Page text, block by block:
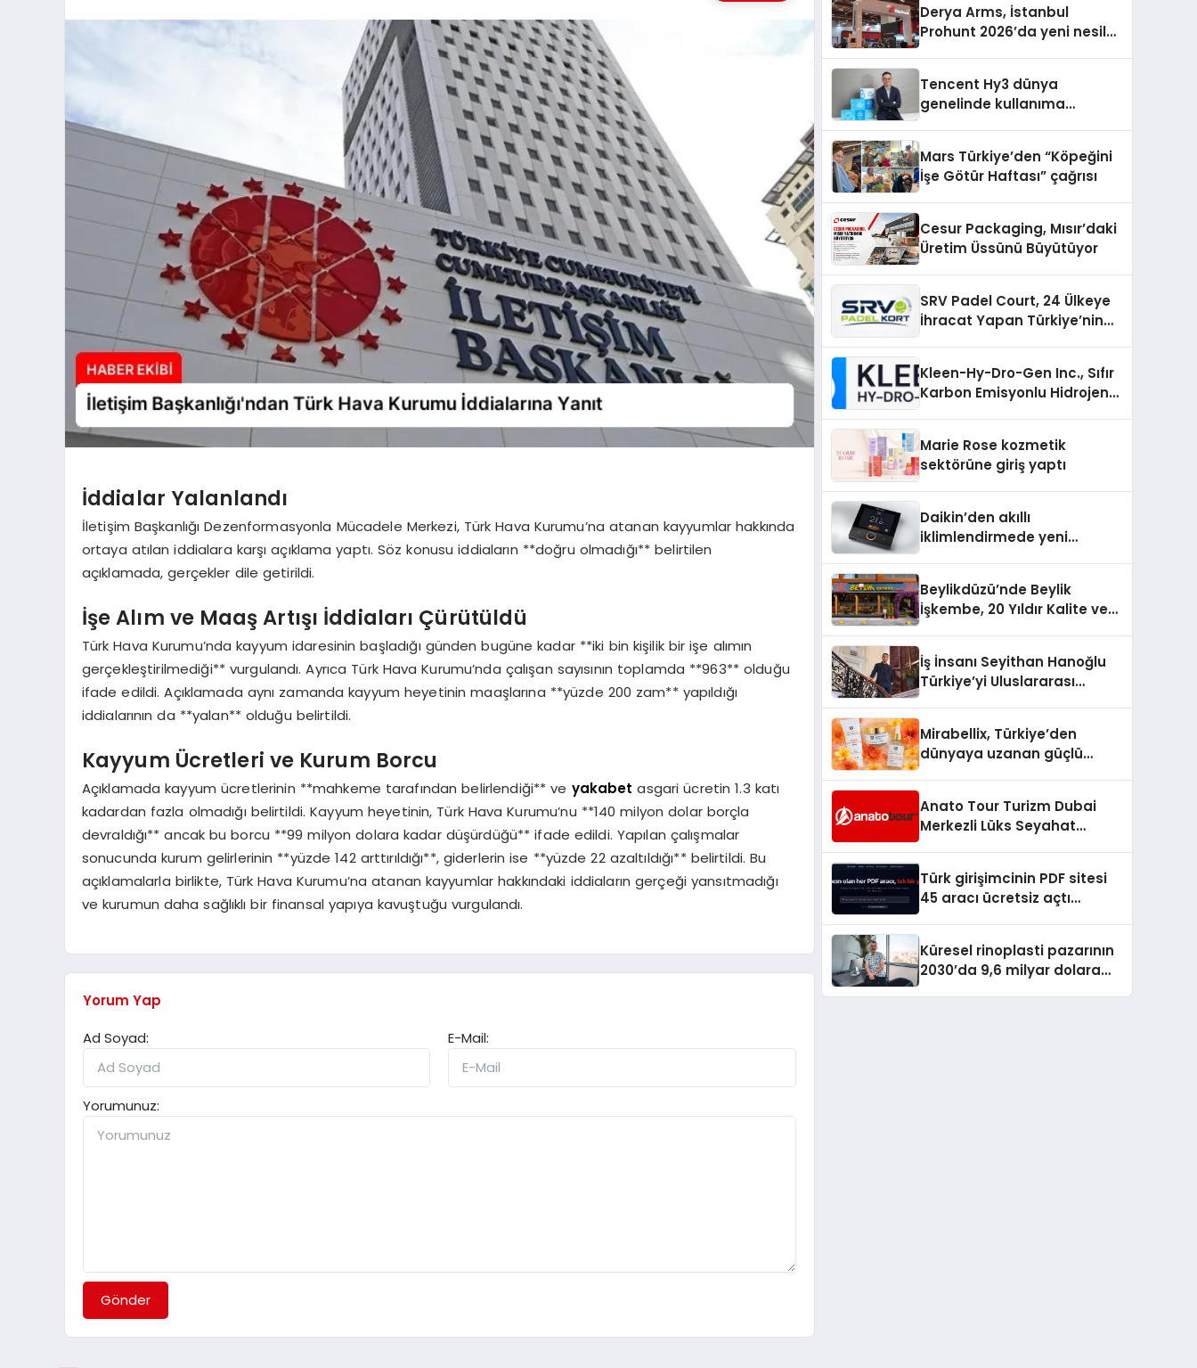
İddialar Yalanlandı
İletişim Başkanlığı Dezenformasyonla Mücadele Merkezi, Türk Hava Kurumu’na atanan kayyumlar hakkında
ortaya atılan iddialara karşı açıklama yaptı. Söz konusu iddiaların **doğru olmadığı** belirtilen
açıklamada, gerçekler dile getirildi.
İşe Alım ve Maaş Artışı İddiaları Çürütüldü
Türk Hava Kurumu’nda kayyum idaresinin başladığı günden bugüne kadar **iki bin kişilik bir işe alımın
gerçekleştirilmediği** vurgulandı. Ayrıca Türk Hava Kurumu’nda çalışan sayısının toplamda **963** olduğu
ifade edildi. Açıklamada aynı zamanda kayyum heyetinin maaşlarına **yüzde 200 zam** yapıldığı
iddialarının da **yalan** olduğu belirtildi.
Kayyum Ücretleri ve Kurum Borcu
Açıklamada kayyum ücretlerinin **mahkeme tarafından belirlendiği** ve yakabet asgari ücretin 1.3 katı
kadardan fazla olmadığı belirtildi. Kayyum heyetinin, Türk Hava Kurumu’nu **140 milyon dolar borçla
devraldığı** ancak bu borcu **99 milyon dolara kadar düşürdüğü** ifade edildi. Yapılan çalışmalar
sonucunda kurum gelirlerinin **yüzde 142 arttırıldığı**, giderlerin ise **yüzde 22 azaltıldığı** belirtildi. Bu
açıklamalarla birlikte, Türk Hava Kurumu’na atanan kayyumlar hakkındaki iddiaların gerçeği yansıtmadığı
ve kurumun daha sağlıklı bir finansal yapıya kavuştuğu vurgulandı.
Yorum Yap
Ad Soyad:
E-Mail:
Yorumunuz:
Gönder
Derya Arms, İstanbul
Prohunt 2026’da yeni nesil
Tencent Hy3 dünya
genelinde kullanıma
Mars Türkiye’den “Köpeğini
İşe Götür Haftası” çağrısı
Cesur Packaging, Mısır’daki
Üretim Üssünü Büyütüyor
SRV Padel Court, 24 Ülkeye
İhracat Yapan Türkiye’nin
Kleen-Hy-Dro-Gen Inc., Sıfır
Karbon Emisyonlu Hidrojen
Aldı
Marie Rose kozmetik
sektörüne giriş yaptı
Daikin’den akıllı
iklimlendirmede yeni
Beylikdüzü’nde Beylik
İşkembe, 20 Yıldır Kalite ve
İş İnsanı Seyithan Hanoğlu
Türkiye’yi Uluslararası
Mirabellix, Türkiye’den
dünyaya uzanan güçlü
Anato Tour Turizm Dubai
Merkezli Lüks Seyahat
Türk girişimcinin PDF sitesi
45 aracı ücretsiz açtı
Küresel rinoplasti pazarının
2030’da 9,6 milyar dolara